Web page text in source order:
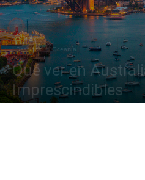
Destinos Oceanía
Qué ver en
Imprescindibles